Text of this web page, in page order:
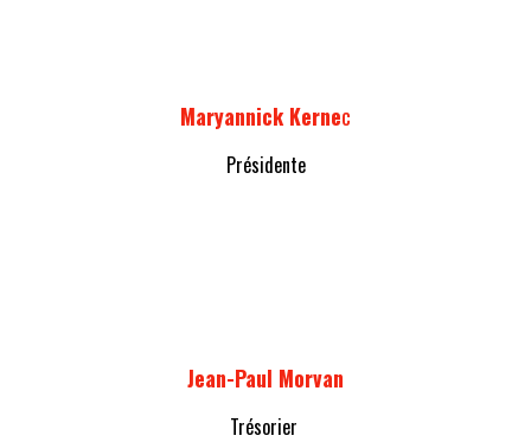
Maryannick Kernec
Présidente
Jean-Paul Morvan
Trésorier